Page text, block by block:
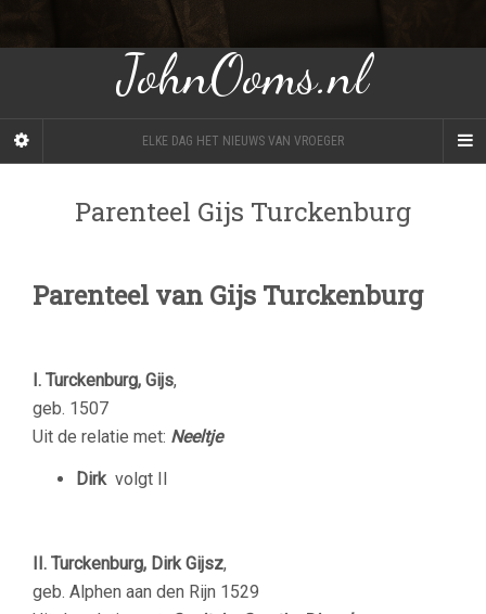
JohnOoms.nl
ELKE DAG HET NIEUWS VAN VROEGER
Parenteel Gijs Turckenburg
Parenteel van Gijs Turckenburg
I. Turckenburg, Gijs,
geb. 1507
Uit de relatie met: Neeltje
Dirk volgt II
II. Turckenburg, Dirk Gijsz,
geb. Alphen aan den Rijn 1529